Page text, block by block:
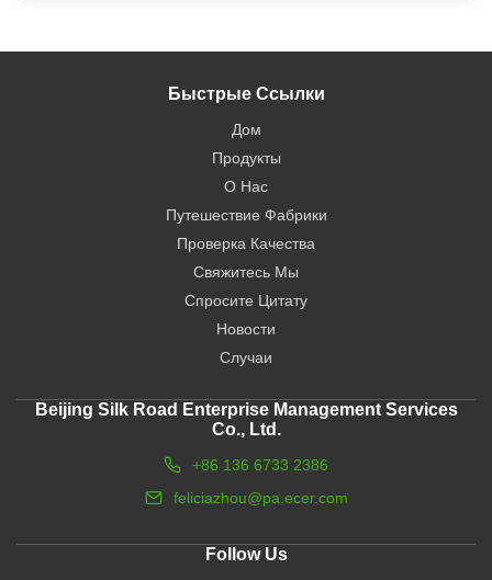
Быстрые Ссылки
Дом
Продукты
О Нас
Путешествие Фабрики
Проверка Качества
Свяжитесь Мы
Спросите Цитату
Новости
Случаи
Beijing Silk Road Enterprise Management Services
Co., Ltd.
+86 136 6733 2386
feliciazhou@pa.ecer.com
Follow Us